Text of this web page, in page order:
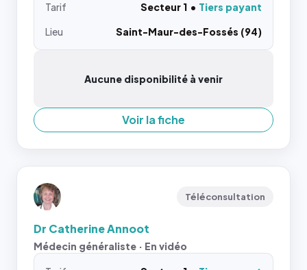
Tarif Secteur 1
Tiers payant
Lieu
Saint-Maur-des-Fossés (94)
Aucune disponibilité à venir
Voir la fiche
Téléconsultation
Dr Catherine Annoot
Médecin généraliste · En vidéo